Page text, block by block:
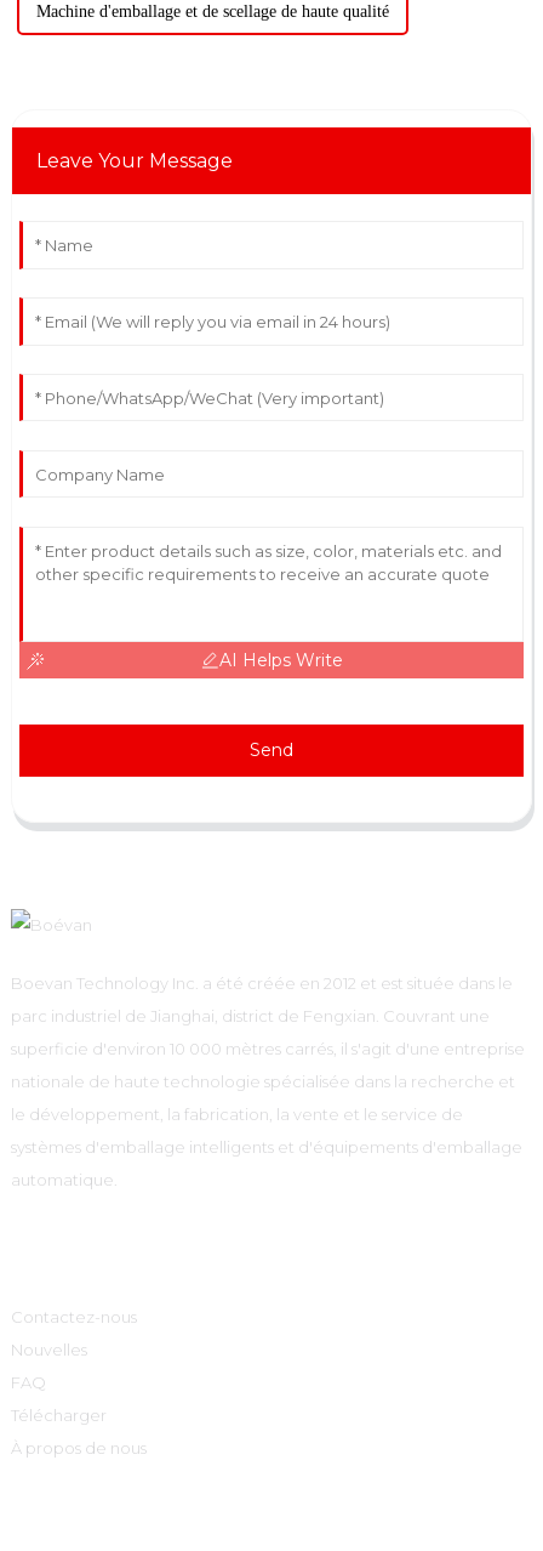
Machine d'emballage et de scellage de haute qualité
Leave Your Message
AI Helps Write
Send
Boevan Technology Inc. a été créée en 2012 et est située dans le
parc industriel de Jianghai, district de Fengxian. Couvrant une
superficie d'environ 10 000 mètres carrés, il s'agit d'une entreprise
nationale de haute technologie spécialisée dans la recherche et
le développement, la fabrication, la vente et le service de
systèmes d'emballage intelligents et d'équipements d'emballage
automatique.
Contactez-nous
Nouvelles
FAQ
Télécharger
À propos de nous